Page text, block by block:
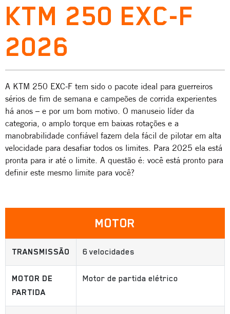
KTM 250 EXC-F
2026
A KTM 250 EXC-F tem sido o pacote ideal para guerreiros
sérios de fim de semana e campeões de corrida experientes
há anos – e por um bom motivo. O manuseio líder da
categoria, o amplo torque em baixas rotações e a
manobrabilidade confiável fazem dela fácil de pilotar em alta
velocidade para desafiar todos os limites. Para 2025 ela está
pronta para ir até o limite. A questão é: você está pronto para
definir este mesmo limite para você?
MOTOR
TRANSMISSÃO 6 velocidades
MOTOR DE
PARTIDA
Motor de partida elétrico